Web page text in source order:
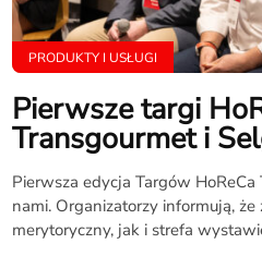
PRODUKTY I USŁUGI
Pierwsze targi
Transgourmet i
Pierwsza edycja Targów
nami. Organizatorzy informują,
merytoryczny, jak i strefa